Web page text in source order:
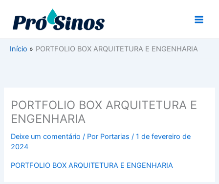
conteúdo
Início
PORTFOLIO BOX ARQUITETURA E ENGENHARIA
PORTFOLIO BOX ARQUITETURA E
ENGENHARIA
Deixe um comentário / Por Portarias/1 de fevereiro de
2024
PORTFOLIO BOX ARQUITETURA E ENGENHARIA